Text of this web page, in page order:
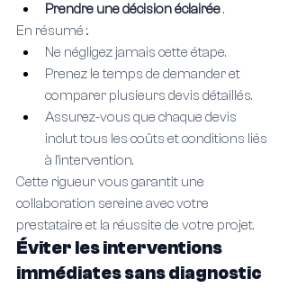
Prendre une décision éclairée .
En résumé :.
Ne négligez jamais cette étape.
Prenez le temps de demander et
comparer plusieurs devis détaillés.
Assurez-vous que chaque devis
inclut tous les coûts et conditions liés
à l’intervention.
Cette rigueur vous garantit une
collaboration sereine avec votre
prestataire et la réussite de votre projet.
Éviter les interventions
immédiates sans diagnostic